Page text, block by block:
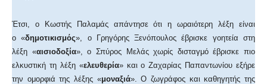
Έτσι, ο Κωστής Παλαμάς απάντησε ότι η ωραιότερη λέξη είναι
ο «δημοτικισμός», ο Γρηγόρης Ξενόπουλος έβρισκε γοητεία στη
λέξη «αισιοδοξία», ο Σπύρος Μελάς χωρίς δισταγμό έβρισκε πιο
ελκυστική τη λέξη «ελευθερία» και ο Ζαχαρίας Παπαντωνίου εξήρε
την ομορφιά της λέξης «μοναξιά». Ο ζωγράφος και καθηγητής της